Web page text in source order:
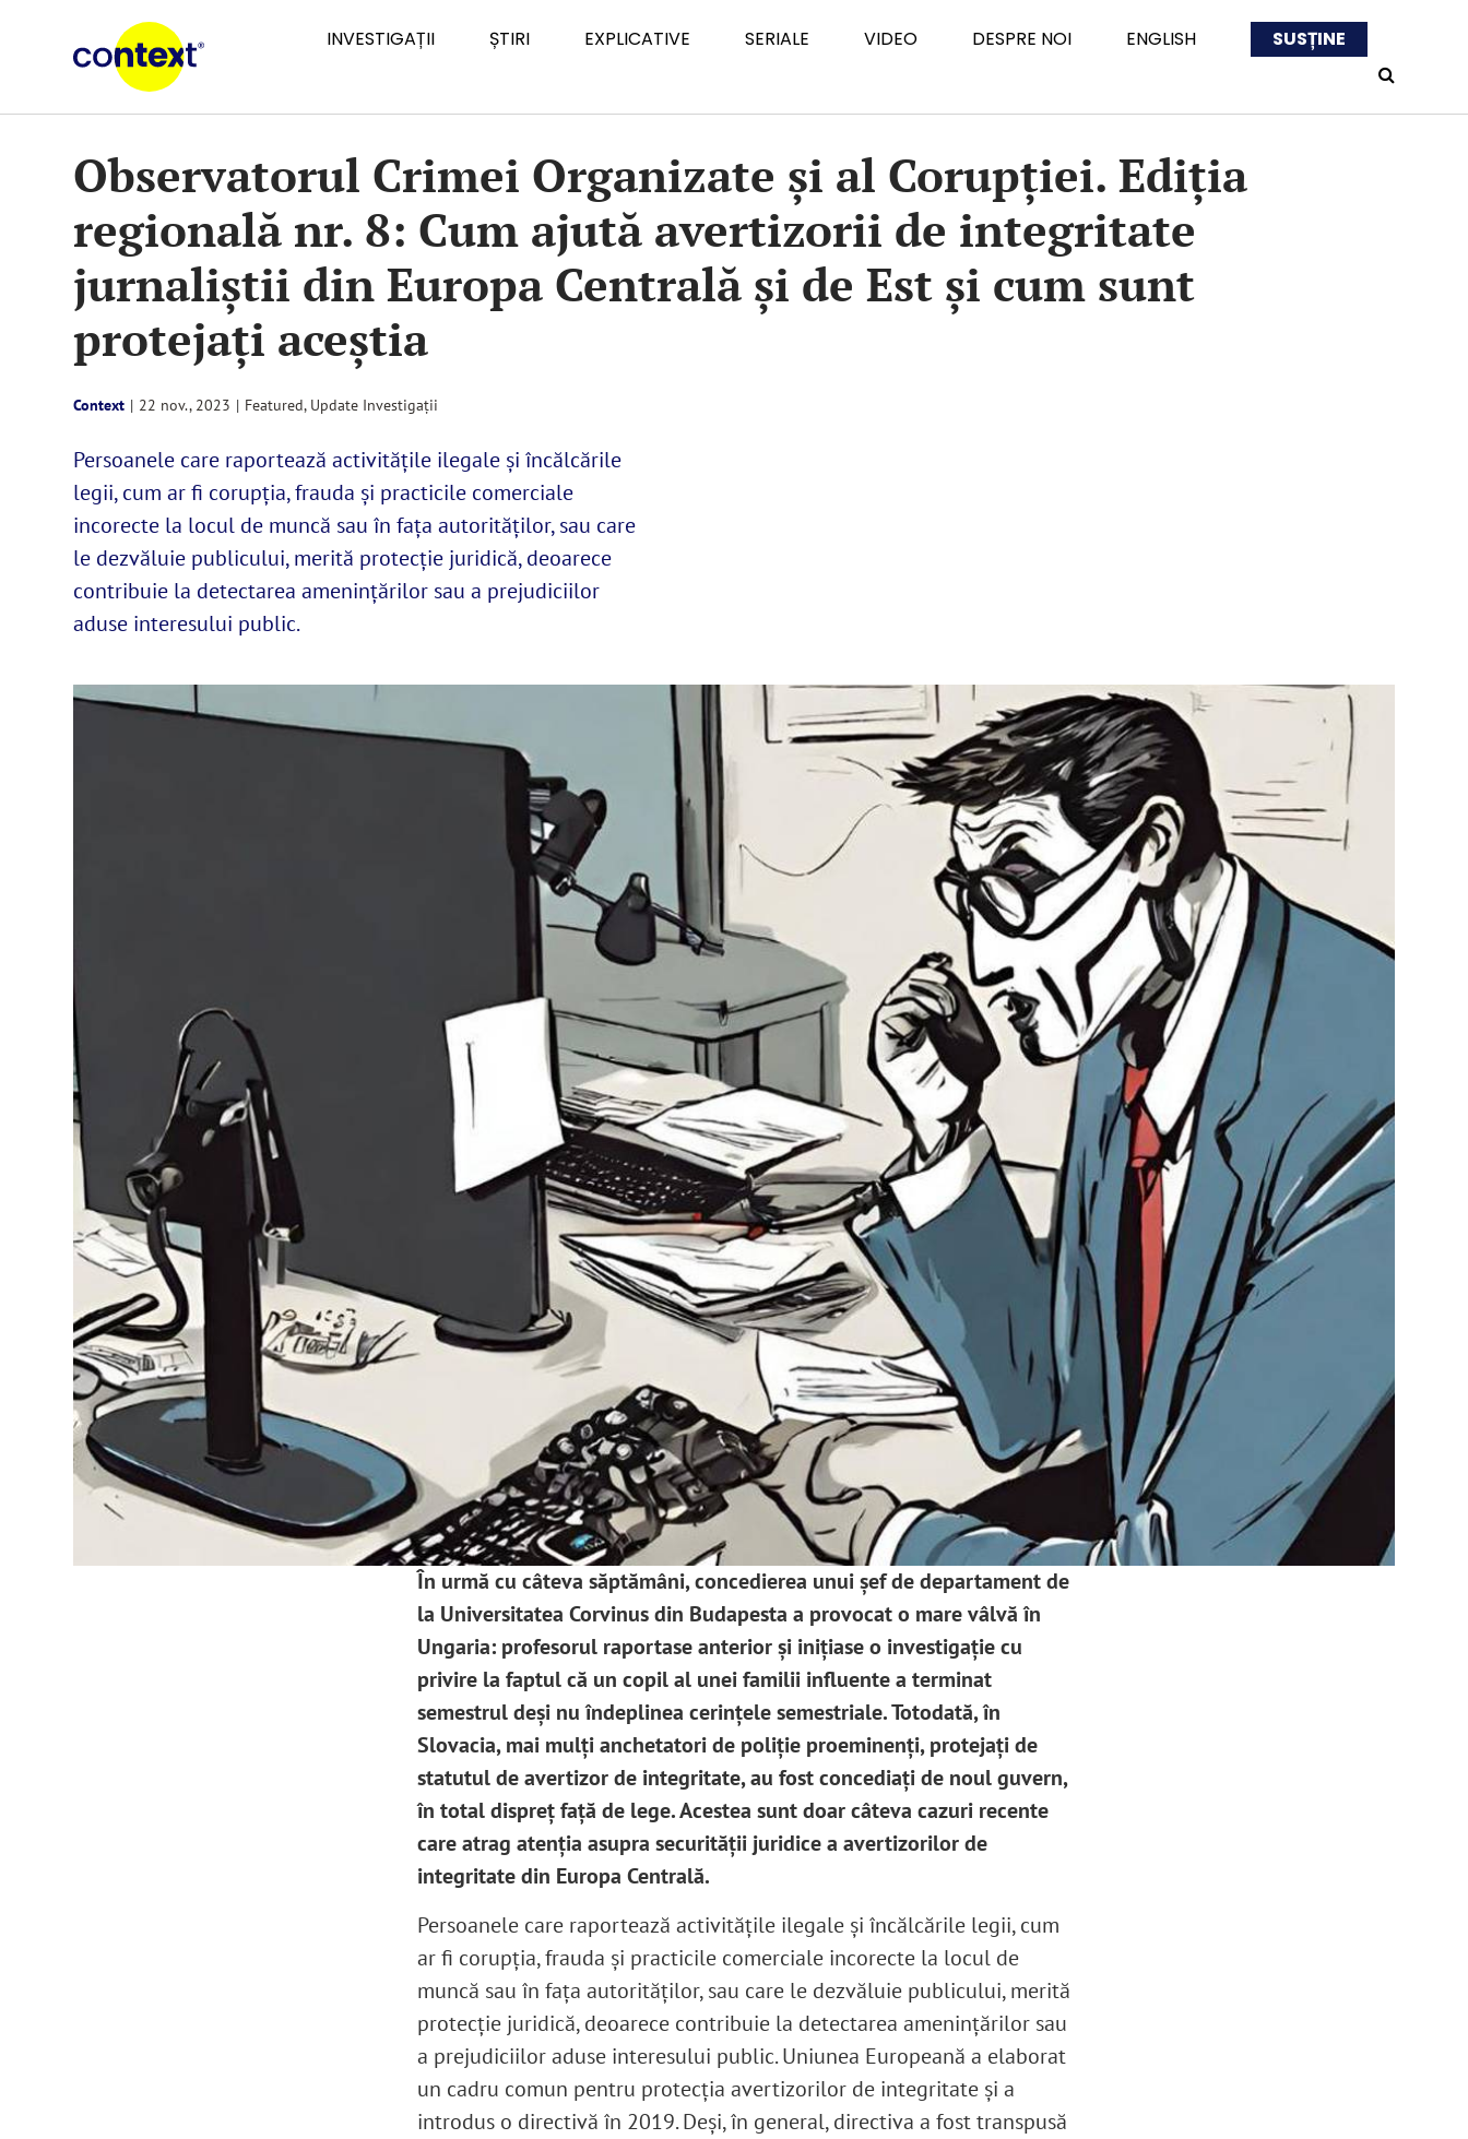
INVESTIGAȚII ȘTIRI EXPLICATIVE SERIALE VIDEO DESPRE NOI ENGLISH SUSȚINE
Observatorul Crimei Organizate și al Corupției. Ediția
regională nr. 8: Cum ajută avertizorii de integritate
jurnaliștii din Europa Centrală și de Est și cum sunt
protejați aceștia
Context | 22 nov., 2023 | Featured, Update Investigații
Persoanele care raportează activitățile ilegale și încălcările
legii, cum ar fi corupția, frauda și practicile comerciale
incorecte la locul de muncă sau în fața autorităților, sau care
le dezvăluie publicului, merită protecție juridică, deoarece
contribuie la detectarea amenințărilor sau a prejudiciilor
aduse interesului public.
În urmă cu câteva săptămâni, concedierea unui șef de departament de
la Universitatea Corvinus din Budapesta a provocat o mare vâlvă în
Ungaria: profesorul raportase anterior și inițiase o investigație cu
privire la faptul că un copil al unei familii influente a terminat
semestrul deși nu îndeplinea cerințele semestriale. Totodată, în
Slovacia, mai mulți anchetatori de poliție proeminenți, protejați de
statutul de avertizor de integritate, au fost concediați de noul guvern,
în total dispreț față de lege. Acestea sunt doar câteva cazuri recente
care atrag atenția asupra securității juridice a avertizorilor de
integritate din Europa Centrală.
Persoanele care raportează activitățile ilegale și încălcările legii, cum
ar fi corupția, frauda și practicile comerciale incorecte la locul de
muncă sau în fața autorităților, sau care le dezvăluie publicului, merită
protecție juridică, deoarece contribuie la detectarea amenințărilor sau
a prejudiciilor aduse interesului public. Uniunea Europeană a elaborat
un cadru comun pentru protecția avertizorilor de integritate și a
introdus o directivă în 2019. Deși, în general, directiva a fost transpusă